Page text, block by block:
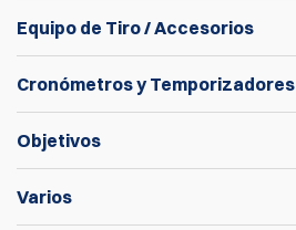
Equipo de Tiro / Accesorios
Cronómetros y Temporizadores
Objetivos
Varios